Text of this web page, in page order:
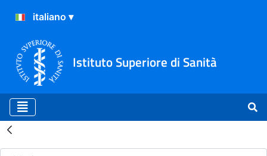
Istituto Superiore di Sanità
Risultati della Ricerca -